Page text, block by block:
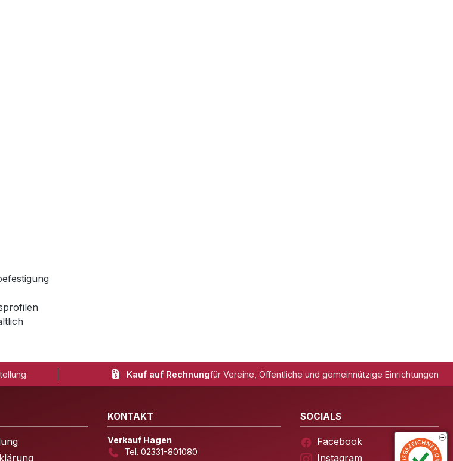
Kauf auf Rechnungfür Vereine, Öffentliche und gemeinnützige Einrichtungen
KONTAKT
Verkauf Hagen
Tel. 02331-801080
SOCIALS
Facebook
Instagram